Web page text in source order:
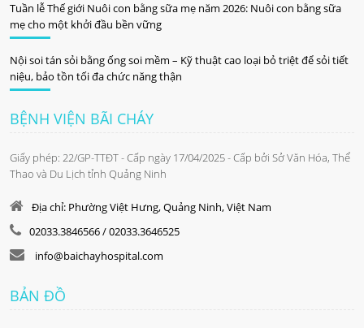
Tuần lễ Thế giới Nuôi con bằng sữa mẹ năm 2026: Nuôi con bằng sữa
mẹ cho một khởi đầu bền vững
Nội soi tán sỏi bằng ống soi mềm – Kỹ thuật cao loại bỏ triệt để sỏi tiết
niệu, bảo tồn tối đa chức năng thận
BỆNH VIỆN BÃI CHÁY
Giấy phép: 22/GP-TTĐT - Cấp ngày 17/04/2025 - Cấp bởi Sở Văn Hóa, Thể
Thao và Du Lịch tỉnh Quảng Ninh
Địa chỉ: Phường Việt Hưng, Quảng Ninh, Việt Nam
02033.3846566 / 02033.3646525
info@baichayhospital.com
BẢN ĐỒ